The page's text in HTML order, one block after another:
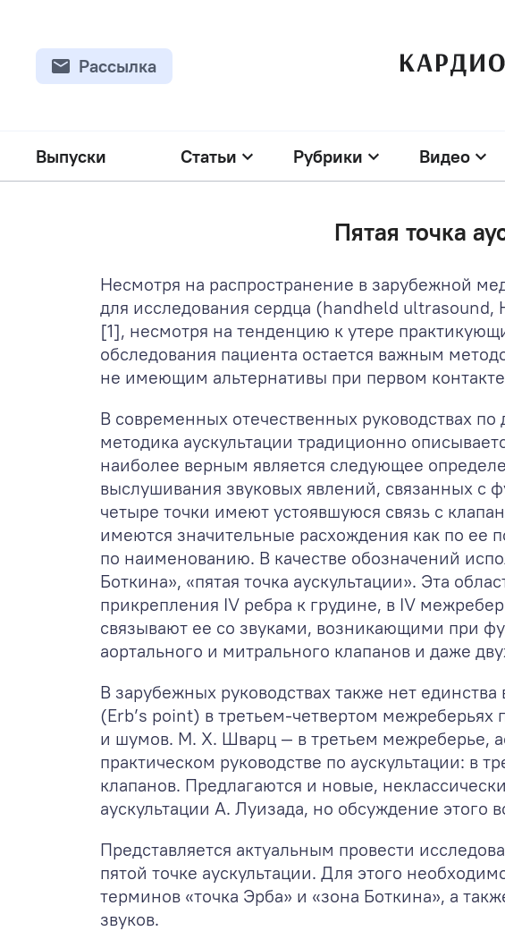
Рассылка
Выпуски Статьи Рубрики Видео
Пятая точка
Несмотря на распространение в зарубежной
для исследования сердца (handheld ultrasound,
[1], несмотря на тенденцию к утере
обследования пациента остается важным
не имеющим альтернативы при первом
В современных отечественных руководствах
методика аускультации традиционно
наиболее верным является следующее
выслушивания звуковых явлений, связанных с
четыре точки имеют устоявшуюся связь с
имеются значительные расхождения как по ее
по наименованию. В качестве обозначений
Боткина», «пятая точка аускультации». Эта
прикрепления IV ребра к грудине, в IV
связывают ее со звуками, возникающими при
аортального и митрального клапанов и даже
В зарубежных руководствах также нет
(Erb’s point) в третьем-четвертом
и шумов. М. Х. Шварц — в третьем межреберье,
практическом руководстве по аускультации: в
клапанов. Предлагаются и новые,
аускультации А. Луизада, но обсуждение этого
Представляется актуальным провести
пятой точке аускультации. Для этого
терминов «точка Эрба» и «зона Боткина», а
звуков.